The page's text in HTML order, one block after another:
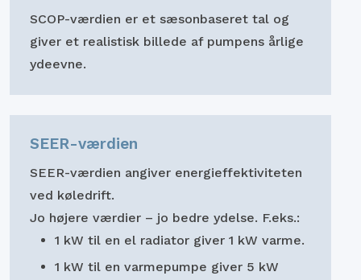
SCOP-værdien er et sæsonbaseret tal og
giver et realistisk billede af pumpens årlige
ydeevne.
SEER-værdien
SEER-værdien angiver energieffektiviteten
ved køledrift.
Jo højere værdier – jo bedre ydelse. F.eks.:
1 kW til en el radiator giver 1 kW varme.
1 kW til en varmepumpe giver 5 kW